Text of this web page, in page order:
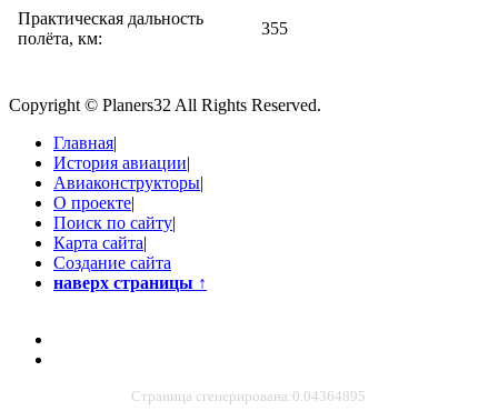
Практическая дальность
полёта, км:
355
Copyright © Planers32 All Rights Reserved.
Главная|
История авиации|
Авиаконструкторы|
О проекте|
Поиск по сайту|
Карта сайта|
Создание сайта
наверх страницы ↑
Страница сгенерирована:0.04364895